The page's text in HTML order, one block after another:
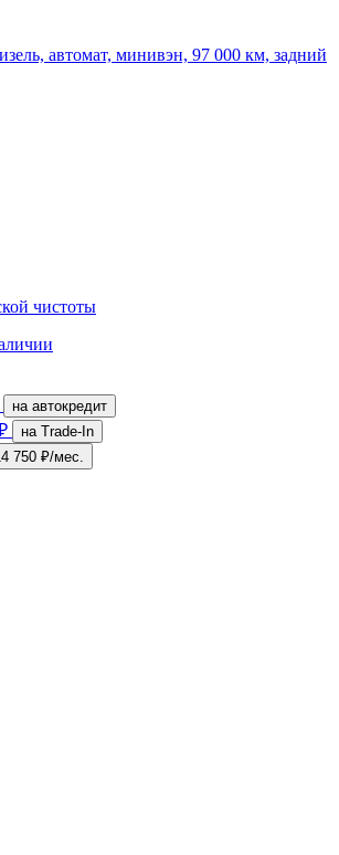
автомат, минивэн, 97 000 км, задний
чистоты
на автокредит
на Trade-In
750 ₽/мес.